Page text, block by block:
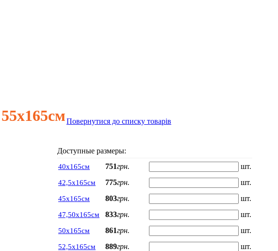
Повернутися до списку товарів
Доступные размеры:
40х165см 751грн. шт.
42,5х165см 775грн. шт.
45х165см 803грн. шт.
47,50х165см 833грн. шт.
50х165см 861грн. шт.
52,5х165см 889грн. шт.